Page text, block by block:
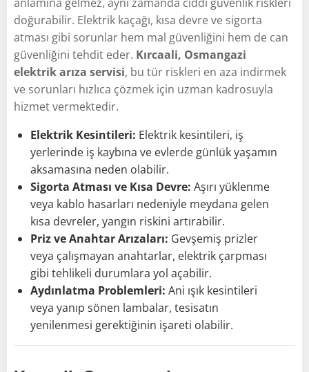
doğurabilir. Elektrik kaçağı, kısa devre ve sigorta
atması gibi sorunlar hem mal güvenliğini hem de can
güvenliğini tehdit eder. Kırcaali, Osmangazi
elektrik arıza servisi, bu tür riskleri en aza indirmek
ve sorunları hızlıca çözmek için uzman kadrosuyla
hizmet vermektedir.
Elektrik Kesintileri: Elektrik kesintileri, iş
yerlerinde iş kaybına ve evlerde günlük yaşamın
aksamasına neden olabilir.
Sigorta Atması ve Kısa Devre: Aşırı yüklenme
veya kablo hasarları nedeniyle meydana gelen
kısa devreler, yangın riskini artırabilir.
Priz ve Anahtar Arızaları: Gevşemiş prizler
veya çalışmayan anahtarlar, elektrik çarpması
gibi tehlikeli durumlara yol açabilir.
Aydınlatma Problemleri: Ani ışık kesintileri
veya yanıp sönen lambalar, tesisatın
yenilenmesi gerektiğinin işareti olabilir.